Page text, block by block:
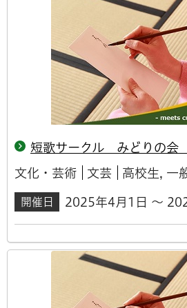
短歌サークル みどりの会
文化・芸術 文芸 高校生, 一
開催日 2025年4月1日 ～